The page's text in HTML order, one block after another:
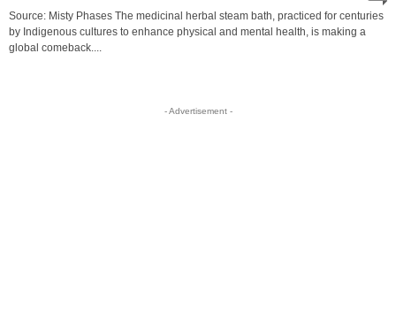
Source: Misty Phases The medicinal herbal steam bath, practiced for centuries
by Indigenous cultures to enhance physical and mental health, is making a
global comeback....
- Advertisement -